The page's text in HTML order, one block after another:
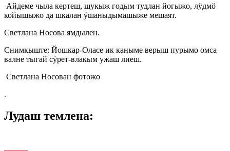
Айдеме чыла кертеш, шукыж годым тудлан йогыжо, лӱдмӧ
койышыжо да шкалан ӱшаныдымашыже мешаят.
Светлана Носова ямдылен.
Снимкыште: Йошкар-Оласе ик каныме верыш пурымо омса
валне тыгай сӱрет-влакым ужаш лиеш.
Светлана Носован фотожо
.
Лудаш темлена: